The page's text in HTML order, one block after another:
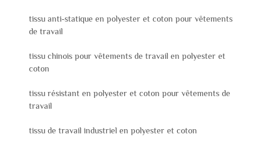
tissu anti-statique en polyester et coton pour vêtements
de travail
tissu chinois pour vêtements de travail en polyester et
coton
tissu résistant en polyester et coton pour vêtements de
travail
tissu de travail industriel en polyester et coton